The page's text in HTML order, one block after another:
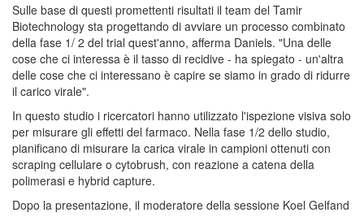
Sulle base di questi promettenti risultati il team del Tamir
Biotechnology sta progettando di avviare un processo combinato
della fase 1/ 2 del trial quest'anno, afferma Daniels. "Una delle
cose che ci interessa è il tasso di recidive - ha spiegato - un'altra
delle cose che ci interessano è capire se siamo in grado di ridurre
il carico virale".
In questo studio i ricercatori hanno utilizzato l'ispezione visiva solo
per misurare gli effetti del farmaco. Nella fase 1/2 dello studio,
pianificano di misurare la carica virale in campioni ottenuti con
scraping cellulare o cytobrush, con reazione a catena della
polimerasi e hybrid capture.
Dopo la presentazione, il moderatore della sessione Koel Gelfand